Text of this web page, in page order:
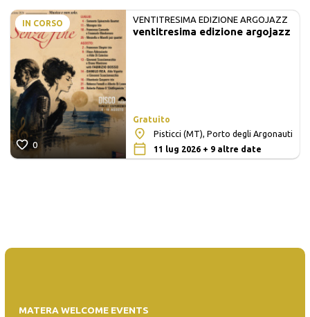
IN CORSO
0
VENTITRESIMA EDIZIONE ARGOJAZZ
ventitresima edizione argojazz
Gratuito
Pisticci (MT), Porto degli Argonauti
11 lug 2026 + 9 altre date
MATERA WELCOME EVENTS